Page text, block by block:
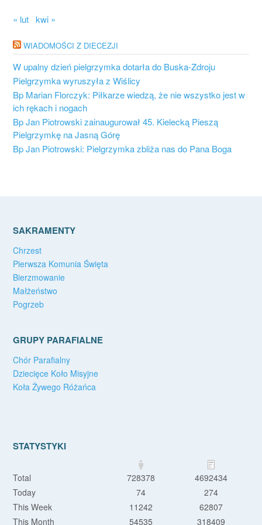
« lut kwi »
WIADOMOŚCI Z DIECEZJI
W upalny dzień pielgrzymka dotarła do Buska-Zdroju
Pielgrzymka wyruszyła z Wiślicy
Bp Marian Florczyk: Piłkarze wiedzą, że nie wszystko jest w
ich rękach i nogach
Bp Jan Piotrowski zainaugurował 45. Kielecką Pieszą
Pielgrzymkę na Jasną Górę
Bp Jan Piotrowski: Pielgrzymka zbliża nas do Pana Boga
SAKRAMENTY
Chrzest
Pierwsza Komunia Święta
Bierzmowanie
Małżeństwo
Pogrzeb
GRUPY PARAFIALNE
Chór Parafialny
Dziecięce Koło Misyjne
Koła Żywego Różańca
STATYSTYKI
Total 728378
4692434
Today
74
274
This Week
11242
62807
This Month
54535 318409